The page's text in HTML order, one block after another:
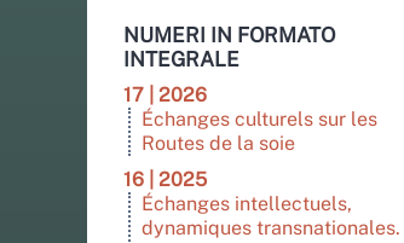
NUMERI IN FORMATO
INTEGRALE
17 | 2026
Échanges culturels sur les
Routes de la soie
16 | 2025
Échanges intellectuels,
dynamiques transnationales.